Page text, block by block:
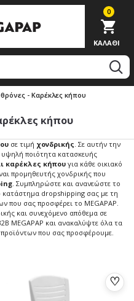
0
- Καρέκλες κήπου
κήπου
σε τιμή χονδρικής. Σε αυτήν την
υψηλή ποιότητα κατασκευής
καρέκλες κήπου για κάθε οικιακό
προμηθευτής χονδρικής που
. Συμπληρώστε και ανανεώστε το
dropshipping σας με τη
που σας προσφέρει το MEGAPAP.
και συνεχόμενο απόθεμα σε
MEGAPAP και ανακαλύψτε όλα τα
προϊόντων που σας προσφέρουμε.
♡